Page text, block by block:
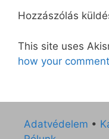
Hozzászólás
This site uses
how your
Adatvédelem •